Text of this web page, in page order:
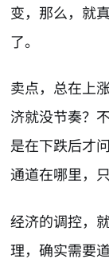
变，那么，就
了。
卖点，总在上
济就没节奏？
是在下跌后才
通道在哪里，
经济的调控，
理，确实需要